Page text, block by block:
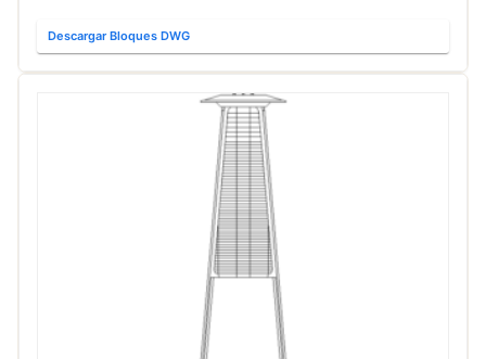
Descargar Bloques DWG